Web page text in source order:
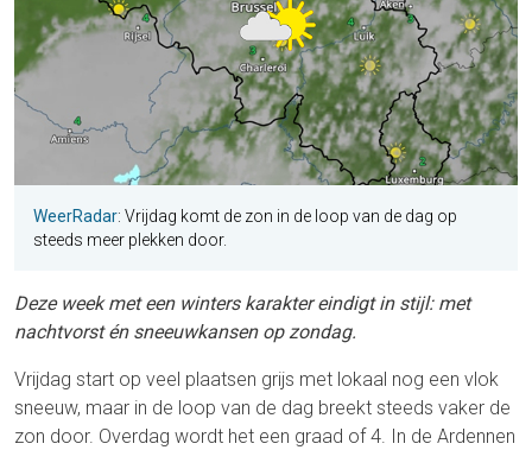
WeerRadar: Vrijdag komt de zon in de loop van de dag op
steeds meer plekken door.
Deze week met een winters karakter eindigt in stijl: met
nachtvorst én sneeuwkansen op zondag.
Vrijdag start op veel plaatsen grijs met lokaal nog een vlok
sneeuw, maar in de loop van de dag breekt steeds vaker de
zon door. Overdag wordt het een graad of 4. In de Ardennen